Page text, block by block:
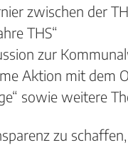
zwischen der
THS“
zur
Aktion mit dem
sowie weitere
zu